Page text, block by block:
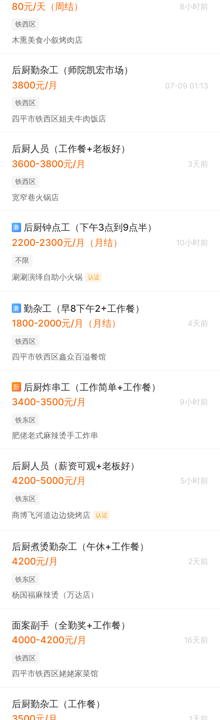
80元/天（周结）
8小时前
铁西区
木熏美食小叙烤肉店
后厨勤杂工（师院凯宏市场）
3800元/月
07-09 01:13
铁西区
四平市铁西区姐夫牛肉饭店
后厨人员（工作餐+老板好）
3600-3800元/月
3天前
铁西区
宽窄巷火锅店
兼 后厨钟点工（下午3点到9点半）
2200-2300元/月（月结）
10小时前
不限
涮涮演绎自助小火锅 认证
兼 勤杂工（早8下午2+工作餐）
1800-2000元/月（月结）
4天前
铁西区
四平市铁西区鑫众百溢餐馆
新 后厨炸串工（工作简单+工作餐）
3400-3500元/月
9小时前
铁东区
肥佬老式麻辣烫手工炸串
后厨人员（薪资可观+老板好）
4200-5000元/月
5小时前
铁东区
商博飞河道边边烧烤店 认证
后厨煮烫勤杂工（午休+工作餐）
4200元/月
2天前
铁东区
杨国福麻辣烫（万达店）
面案副手（全勤奖+工作餐）
4000-4200元/月
16天前
铁西区
四平市铁西区姥姥家菜馆
后厨勤杂工（工作餐）